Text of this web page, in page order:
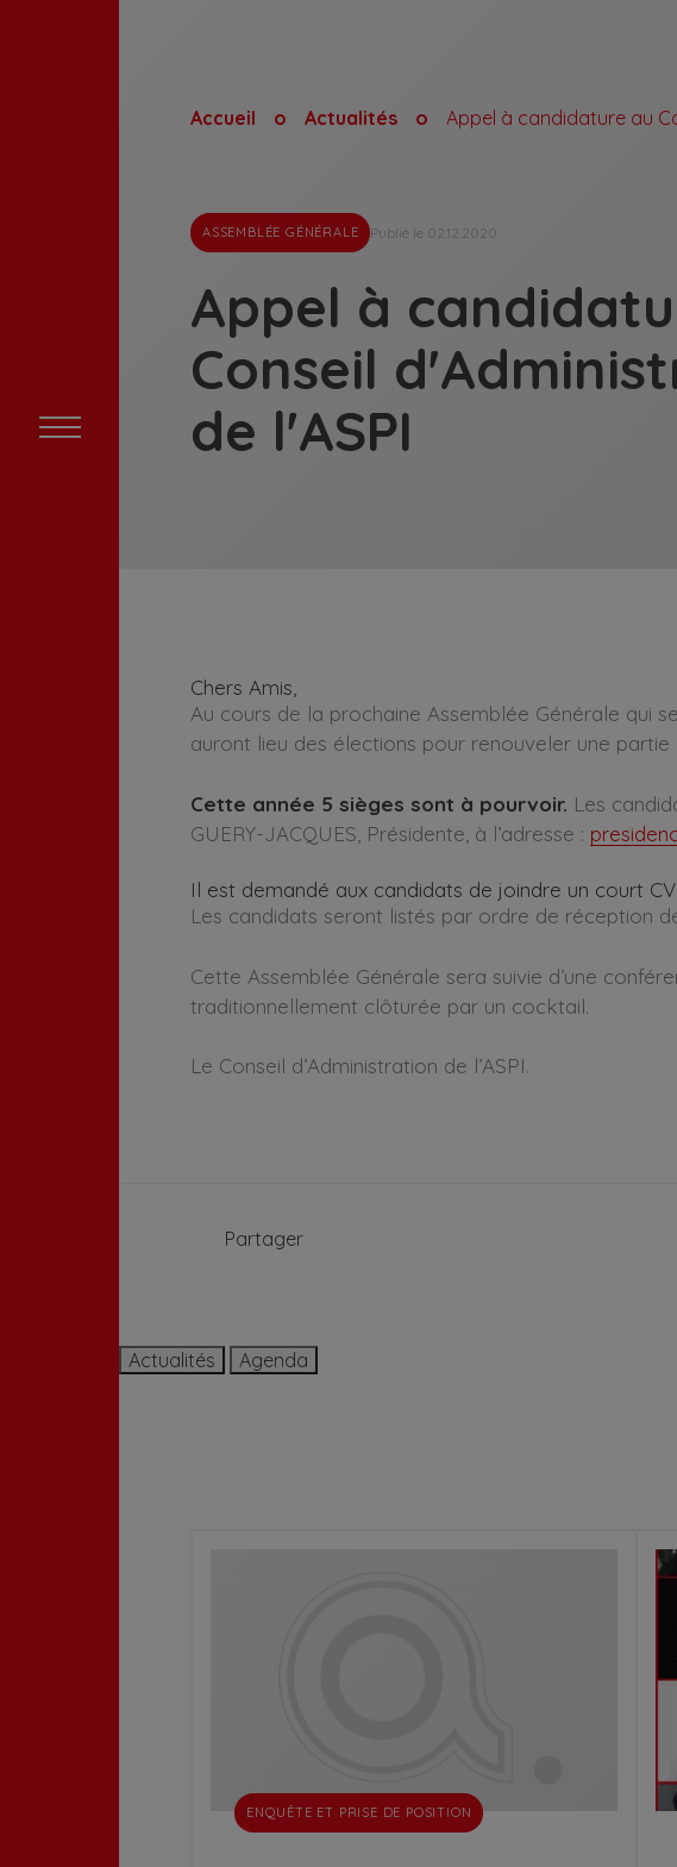
Accueil Actualités
ASSEMBLÉE GÉNÉRALE Publié le 02.12.2020
Appel à
Conseil
de l'ASPI
Chers Amis,
Au cours de la prochaine Assemblée Générale qui
auront lieu des élections pour renouveler une partie
Cette année 5 sièges sont à pourvoir. Les
GUERY-JACQUES, Présidente, à l’adresse :
Il est demandé aux candidats de joindre un court
Les candidats seront listés par ordre de réception
Cette Assemblée Générale sera suivie d’une
traditionnellement clôturée par un cocktail.
Le Conseil d’Administration de l’ASPI.
Partager
Actualités Agenda
ENQUÊTE ET PRISE DE POSITION